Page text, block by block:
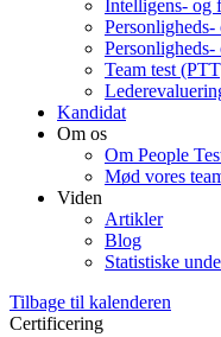
Intelligens- og
Team test
Kandidat
Om os
Om People
Mød vores
Viden
Artikler
Blog
Statistiske
Tilbage til kalenderen
Certificering